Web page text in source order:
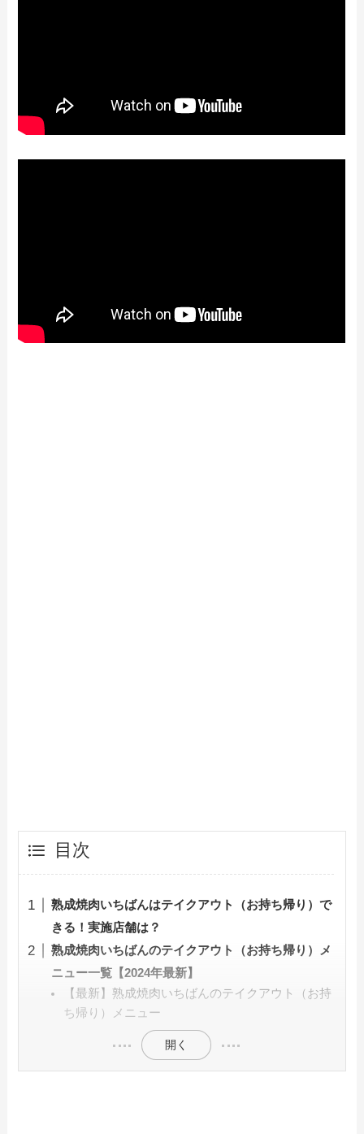
すめ商品や予約・注文方法も紹介
【2024年最新】サガミのテイクアウトメ
ュー！テイクアウトの一覧表やクーポン
目次
熟成焼肉いちばんはテイクアウト（お持ち帰り）で
きる！実施店舗は？
熟成焼肉いちばんのテイクアウト（お持ち帰り）メ
ニュー一覧【2024年最新】
【最新】熟成焼肉いちばんのテイクアウト（お持
ち帰り）メニュー
開く